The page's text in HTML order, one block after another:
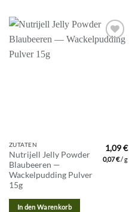
ZUTATEN
Nutrijell Jelly Powder
Blaubeeren —
Wackelpudding Pulver
15g
1,09€
0,07€/g
In den Warenkorb